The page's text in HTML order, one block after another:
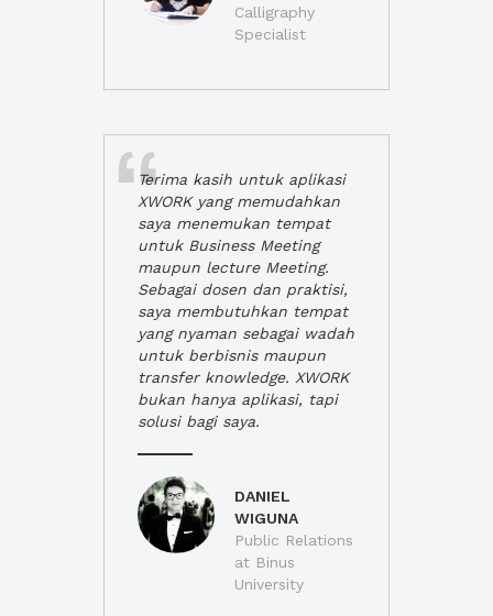
Calligraphy
Specialist
Terima kasih untuk aplikasi
XWORK yang memudahkan
saya menemukan tempat
untuk Business Meeting
maupun lecture Meeting.
Sebagai dosen dan praktisi,
saya membutuhkan tempat
yang nyaman sebagai wadah
untuk berbisnis maupun
transfer knowledge. XWORK
bukan hanya aplikasi, tapi
solusi bagi saya.
DANIEL
WIGUNA
Public Relations
at Binus
University